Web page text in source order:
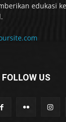
edukasi
FOLLOW US